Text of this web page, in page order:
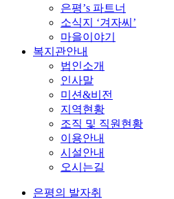
은평’s 파트너
소식지 ‘겨자씨’
마을이야기
복지관안내
법인소개
인사말
미션&비전
지역현황
조직 및 직원현황
이용안내
시설안내
오시는길
은평의 발자취